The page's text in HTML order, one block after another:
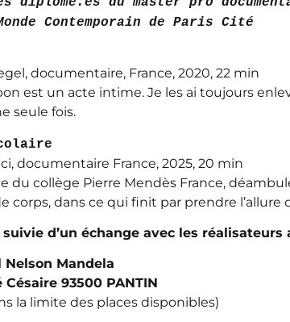
Contemporain de Paris Cité
documentaire, France, 2020, 22 min
est un acte intime. Je les ai toujours
seule fois.
documentaire France, 2025, 20 min
du collège Pierre Mendès France,
corps, dans ce qui finit par prendre l’allure
suivie d’un échange avec les
Mandela
Césaire 93500 PANTIN
la limite des places disponibles)